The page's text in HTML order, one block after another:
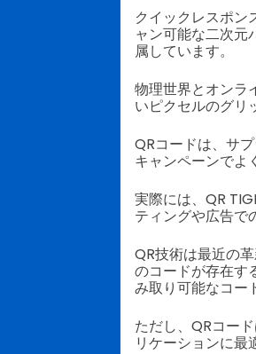
クイックレスポン
ャン可能な二次元
属しています。
物理世界とオンラ
いピクセルのグリ
QRコードは、サ
キャンペーンでよ
実際には、QR
ティングや広告で
QR技術は最近の
のコードが存在す
み取り可能なコー
ただし、QRコー
リケーションに最